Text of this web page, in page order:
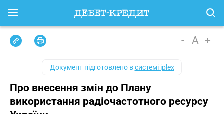
- A +
Документ підготовлено всистемі iplex
Про внесення змін до Плану
використання радіочастотного ресурсу